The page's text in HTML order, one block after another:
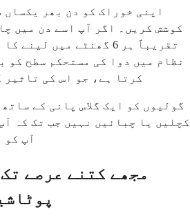
اپنی خوراک کو دن بھر
کوشش کریں۔ اگر آپ اسے دن میں
تقریباً ہر 6 گھنٹے میں
نظام میں دوا کی مستحکم سطح کو
کرتا ہے، جو اس کی تاثیر
گولیوں کو ایک گلاس پانی کے
کچلیں یا چبائیں نہیں جب تک کہ
آپ کو
مجھے کتنے عرصے